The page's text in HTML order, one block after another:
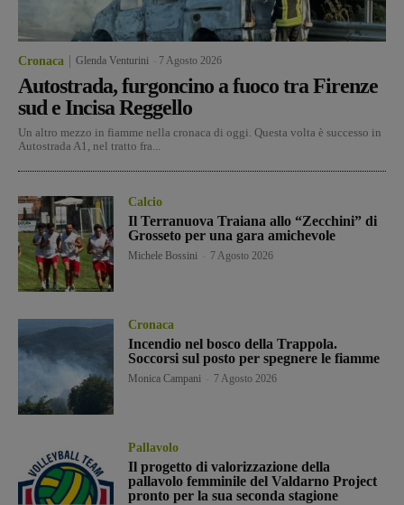
Cronaca Glenda Venturini 7 Agosto 2026
Autostrada, furgoncino a fuoco tra Firenze
sud e Incisa Reggello
Un altro mezzo in fiamme nella cronaca di oggi. Questa volta è successo in
Autostrada A1, nel tratto fra...
Calcio
Il Terranuova Traiana allo “Zecchini” di
Grosseto per una gara amichevole
Michele Bossini 7 Agosto 2026
Cronaca
Incendio nel bosco della Trappola.
Soccorsi sul posto per spegnere le fiamme
Monica Campani 7 Agosto 2026
Pallavolo
Il progetto di valorizzazione della
pallavolo femminile del Valdarno Project
pronto per la sua seconda stagione